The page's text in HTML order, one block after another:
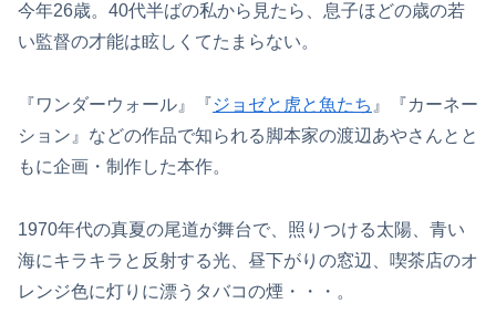
今年26歳。40代半ばの私から見たら、息子ほどの歳の若
い監督の才能は眩しくてたまらない。
『ワンダーウォール』『ジョゼと虎と魚たち 』『カーネー
ション』などの作品で知られる脚本家の渡辺あやさんとと
もに企画・制作した本作。
1970年代の真夏の尾道が舞台で、照りつける太陽、青い
海にキラキラと反射する光、昼下がりの窓辺、喫茶店のオ
レンジ色に灯りに漂うタバコの煙・・・。